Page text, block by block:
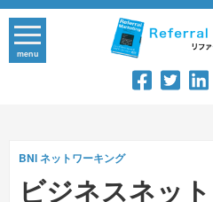
Skip
content
menu
BNIネットワーキング
ビジネスネッ